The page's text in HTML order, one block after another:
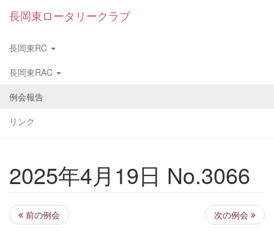
長岡東ロータリークラブ
長岡東RC
長岡東RAC
例会報告
リンク
2025年4月19日 No.3066
前の例会 次の例会